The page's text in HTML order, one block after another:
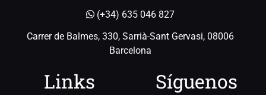
(+34) 635 046 827
Carrer de Balmes, 330, Sarrià-Sant Gervasi, 08006
Barcelona
Links Síguenos